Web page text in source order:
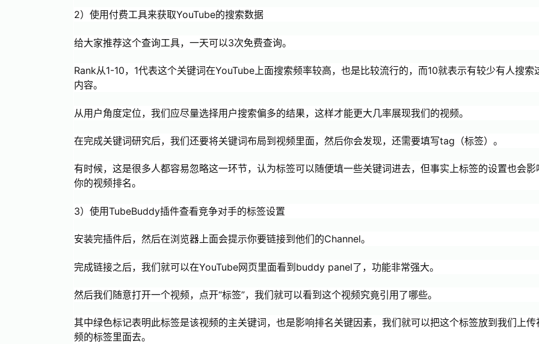
2）使用付费工具来获取YouTube的搜索数据
给大家推荐这个查询工具，一天可以3次免费查询。
Rank从1-10，1代表这个关键词在YouTube上面搜索频率较高，也是比较流行的，而10就表示有较少有人搜索
内容。
从用户角度定位，我们应尽量选择用户搜索偏多的结果，这样才能更大几率展现我们的视频。
在完成关键词研究后，我们还要将关键词布局到视频里面，然后你会发现，还需要填写tag（标签）。
有时候，这是很多人都容易忽略这一环节，认为标签可以随便填一些关键词进去，但事实上标签的设置也会影
你的视频排名。
3）使用TubeBuddy插件查看竞争对手的标签设置
安装完插件后，然后在浏览器上面会提示你要链接到他们的Channel。
完成链接之后，我们就可以在YouTube网页里面看到buddy panel了，功能非常强大。
然后我们随意打开一个视频，点开“标签”，我们就可以看到这个视频究竟引用了哪些。
其中绿色标记表明此标签是该视频的主关键词，也是影响排名关键因素，我们就可以把这个标签放到我们上传
频的标签里面去。